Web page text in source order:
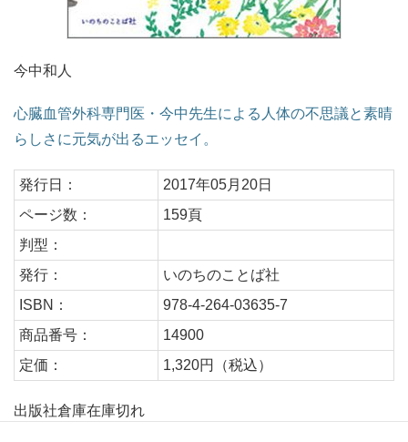
今中和人
心臓血管外科専門医・今中先生による人体の不思議と素晴
らしさに元気が出るエッセイ。
発行日：
2017年05月20日
ページ数：
159頁
判型：
発行：
いのちのことば社
ISBN：
978-4-264-03635-7
商品番号：
14900
定価：
1,320円（税込）
出版社倉庫在庫切れ